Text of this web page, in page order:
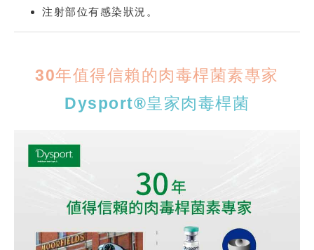
注射部位有感染狀況。
30年值得信賴的肉毒桿菌素專家
Dysport®皇家肉毒桿菌